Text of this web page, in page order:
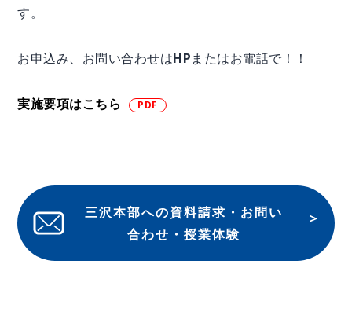
す。
お申込み、お問い合わせはHPまたはお電話で！！
実施要項はこちら
三沢本部への資料請求・お問い
合わせ・授業体験